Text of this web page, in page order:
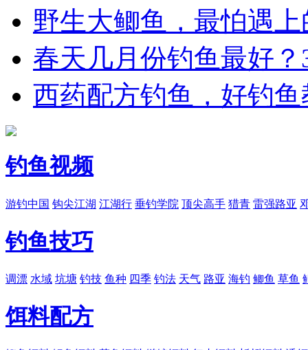
野生大鲫鱼，最怕遇
春天几月份钓鱼最好
西药配方钓鱼，好钓鱼
钓鱼视频
游钓中国 钩尖江湖 江湖行 垂钓学院 顶尖高手 猎青 雷强路亚
钓鱼技巧
调漂 水域 坑塘 钓技 鱼种 四季 钓法 天气 路亚 海钓 鲫鱼 草鱼
饵料配方